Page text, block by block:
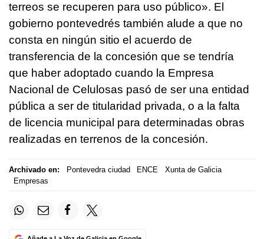
terreos se recuperen para uso público». El
gobierno pontevedrés también alude a que no
consta en ningún sitio el acuerdo de
transferencia de la concesión que se tendría
que haber adoptado cuando la Empresa
Nacional de Celulosas pasó de ser una entidad
pública a ser de titularidad privada, o a la falta
de licencia municipal para determinadas obras
realizadas en terrenos de la concesión.
Archivado en: Pontevedra ciudad ENCE
Xunta de Galicia
Empresas